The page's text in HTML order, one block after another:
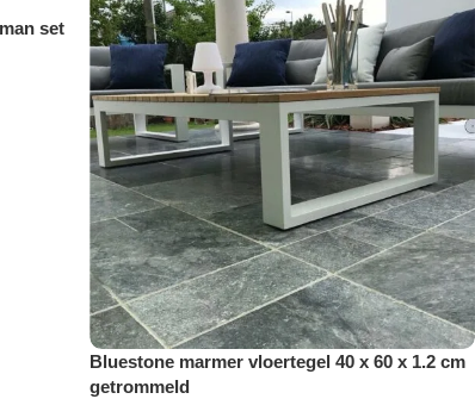
set
Bluestone marmer vloertegel 40 x 60 x 1.2 cm
getrommeld